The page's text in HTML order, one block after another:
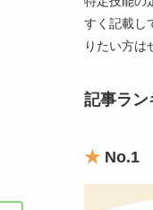
すく記載し
りたい方は
記事ラン
★ No.1